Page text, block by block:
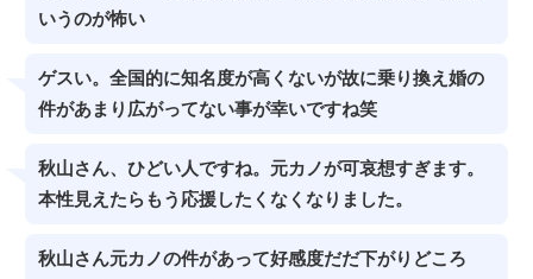
いうのが怖い
ゲスい。全国的に知名度が高くないが故に乗り換え婚の
件があまり広がってない事が幸いですね笑
秋山さん、ひどい人ですね。元カノが可哀想すぎます。
本性見えたらもう応援したくなくなりました。
秋山さん元カノの件があって好感度だだ下がりどころ